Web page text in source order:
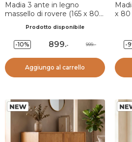
Madia 3 ante in legno
massello di rovere (165 x 80
Prodotto disponibile
-10% 899.- 999.-
Aggiungo al carrello
x 80
-